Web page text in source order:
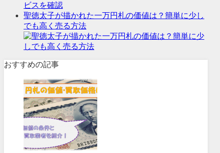
ビスを確認
聖徳太子が描かれた一万円札の価値は？簡単に少し
でも高く売る方法
おすすめの記事